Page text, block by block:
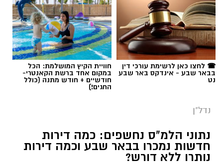
☎ לחצו כאן לרשימת עורכי דין
בבאר שבע - אינדקס באר שבע
נט
חוויית הקיץ המושלמת: הכל
במקום אחד ברשת הקאנטרי-
חודשיים + חודש מתנה (כולל
החגים!)
נדל"ן
נתוני הלמ"ס נחשפים: כמה דירות
חדשות נמכרו בבאר שבע וכמה דירות
נותרו ללא דורש?